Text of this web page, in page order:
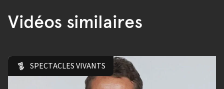
Vidéos similaires
SPECTACLES VIVANTS